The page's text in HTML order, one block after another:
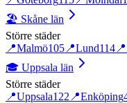
🏖️ Skåne län
Större städer
📍Malmö105 📍Lund114 📍
🎓 Uppsala län
Större städer
📍Uppsala122 📍Enköping